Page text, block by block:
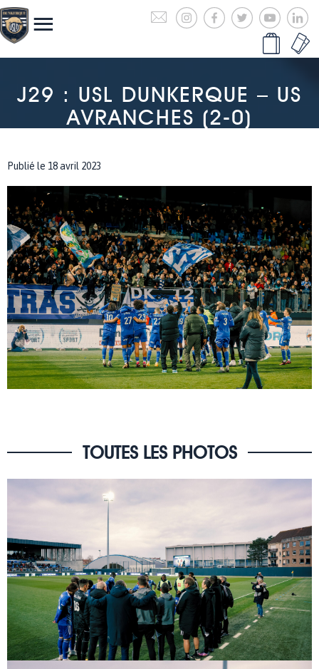
J29 : USL DUNKERQUE – US
AVRANCHES (2-0)
Publié le 18 avril 2023
TOUTES LES PHOTOS